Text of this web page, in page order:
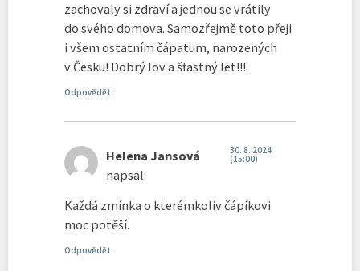
zachovaly si zdraví a jednou se vrátily
do svého domova. Samozřejmě toto přeji
i všem ostatním čápatum, narozených
v Česku! Dobrý lov a šťastný let!!!
Odpovědět
Helena Jansová
napsal:
30. 8. 2024
(15:00)
Každá zmínka o kterémkoliv čápíkovi
moc potěší.
Odpovědět